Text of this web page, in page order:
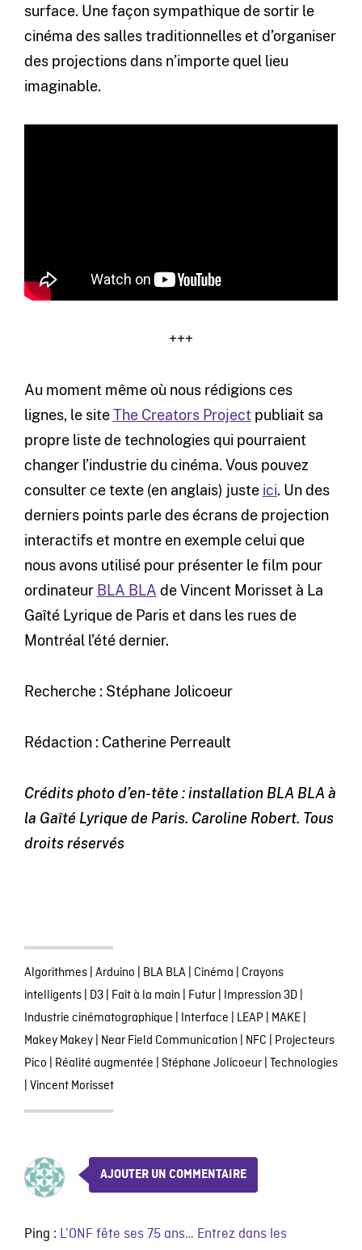
surface. Une façon sympathique de sortir le
cinéma des salles traditionnelles et d’organiser
des projections dans n’importe quel lieu
imaginable.
+++
Au moment même où nous rédigions ces
lignes, le siteThe Creators Projectpubliait sa
propre liste de technologies qui pourraient
changer l’industrie du cinéma. Vous pouvez
consulter ce texte (en anglais) juste ici. Un des
derniers points parle des écrans de projection
interactifs et montre en exemple celui que
nous avons utilisé pour présenter le film pour
ordinateur BLA BLA de Vincent Morisset à La
Gaîté Lyrique de Paris et dans les rues de
Montréal l’été dernier.
Recherche : Stéphane Jolicoeur
Rédaction : Catherine Perreault
Crédits photo d’en-tête : installation BLA BLA à
la Gaîté Lyrique de Paris. Caroline Robert. Tous
droits réservés
Algorithmes| Arduino | BLA BLA| Cinéma | Crayons
intelligents| D3| Fait à la main | Futur| Impression 3D|
Industrie cinématographique | Interface | LEAP | MAKE|
Makey Makey| Near Field Communication | NFC | Projecteurs
Pico | Réalité augmentée | Stéphane Jolicoeur| Technologies
| Vincent Morisset
AJOUTER UN COMMENTAIRE
Ping : L’ONF fête ses 75 ans… Entrez dans les